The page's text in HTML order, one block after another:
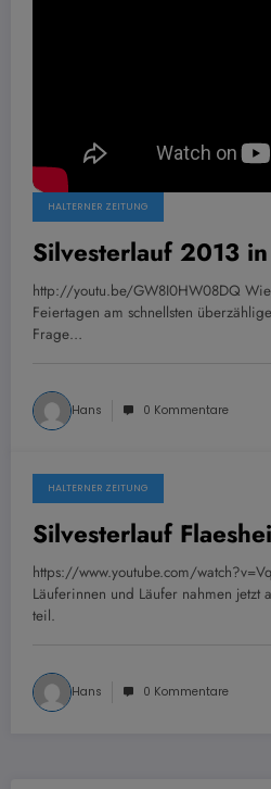
HALTERNER ZEITUNG
Silvesterlauf 2013 in
http://youtu.be/GW8I0HW08DQ
Feiertagen am schnellsten
Frage…
Hans 0 Kommentare
1. Januar 2014
HALTERNER ZEITUNG
Silvesterlauf
https://www.youtube.com/
Läuferinnen und Läufer nahmen jetzt
teil.
Hans 0 Kommentare